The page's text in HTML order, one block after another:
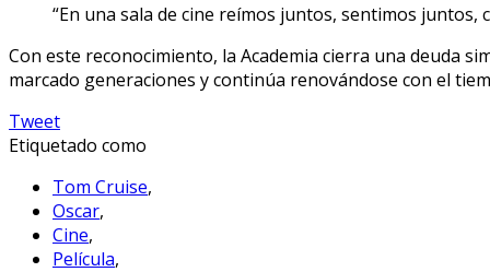
“En una sala de cine reímos juntos, sentimos juntos,
Con este reconocimiento, la Academia cierra una deuda
marcado generaciones y continúa renovándose con el
Tweet
Etiquetado como
Tom Cruise,
Oscar,
Cine,
Película,